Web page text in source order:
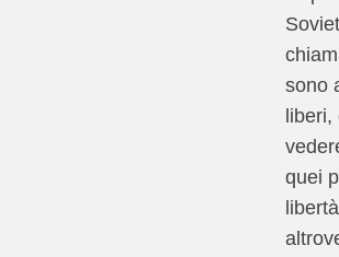
sono
quei